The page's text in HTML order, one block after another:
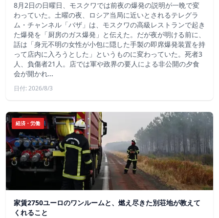
8月2日の日曜日、モスクワでは前夜の爆発の説明が一晩で変
わっていた。土曜の夜、ロシア当局に近いとされるテレグラ
ム・チャンネル「バザ」は、モスクワの高級レストランで起き
た爆発を「厨房のガス爆発」と伝えた。だが夜が明ける前に、
話は「身元不明の女性が小包に隠した手製の即席爆発装置を持
って店内に入ろうとした」というものに変わっていた。死者3
人、負傷者21人。店では軍や政界の要人による非公開の夕食
会が開かれ…
日付: 2026/8/3
経済・労働
家賃2750ユーロのワンルームと、燃え尽きた別荘地が教えて
くれること